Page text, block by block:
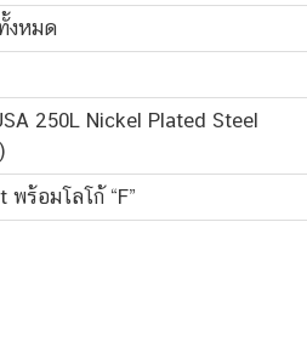
งหมด
250L Nickel Plated Steel
ร้อมโลโก้ “F”